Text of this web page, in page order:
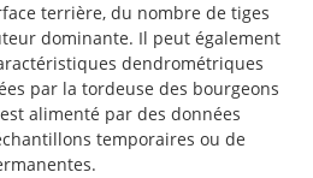
terrière, du nombre de tiges
dominante. Il peut également
dendrométriques
par la tordeuse des bourgeons
alimenté par des données
temporaires ou de